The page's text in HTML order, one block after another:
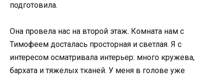
подготовила.
Она провела нас на второй этаж. Комната нам с
Тимофеем досталась просторная и светлая. Я с
интересом осматривала интерьер: много кружева,
бархата и тяжелых тканей. У меня в голове уже